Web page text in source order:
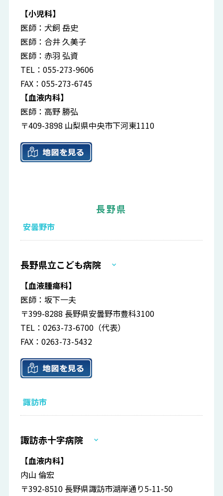
【小児科】
医師：犬飼 岳史
医師：合井 久美子
医師：赤羽 弘資
TEL：055-273-9606
FAX：055-273-6745
【血液内科】
医師：高野 勝弘
〒409-3898 山梨県中央市下河東1110
長野県
安曇野市
長野県立こども病院
【血液腫瘍科】
医師：坂下一夫
〒399-8288 長野県安曇野市豊科3100
TEL：0263-73-6700（代表）
FAX：0263-73-5432
諏訪市
諏訪赤十字病院
【血液内科】
内山 倫宏
〒392-8510 長野県諏訪市湖岸通り5-11-50